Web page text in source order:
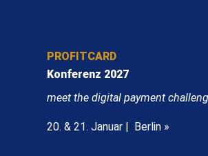
PROFITCARD
Konferenz 2027
meet the digital payment
20. & 21. Januar | Berlin »